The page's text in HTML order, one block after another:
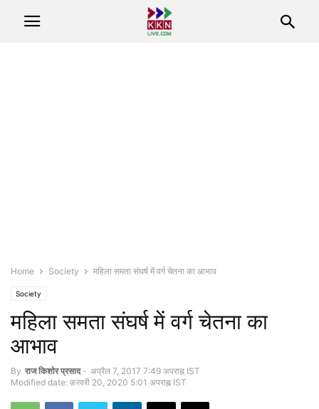
Home Society महिला समता संघर्ष में वर्ग चेतना का आभाव
Society
महिला समता संघर्ष में वर्ग चेतना का
आभाव
By राज कि‍शाेर प्रसाद - अप्रैल 7, 2017 7:49 अपराह्न IST
Modified date: फ़रवरी 20, 2020 5:01 अपराह्न IST